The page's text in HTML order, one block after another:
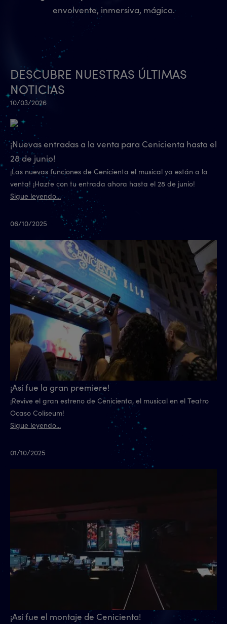
envolvente, inmersiva, mágica.
DESCUBRE NUESTRAS ÚLTIMAS
NOTICIAS
10/03/2026
¡Nuevas entradas a la venta para Cenicienta hasta el
28 de junio!
¡Las nuevas funciones de Cenicienta el musical ya están a la
venta! ¡Hazte con tu entrada ahora hasta el 28 de junio!
Sigue leyendo...
06/10/2025
¡Así fue la gran premiere!
¡Revive el gran estreno de Cenicienta, el musical en el Teatro
Ocaso Coliseum!
Sigue leyendo...
01/10/2025
¡Así fue el montaje de Cenicienta!